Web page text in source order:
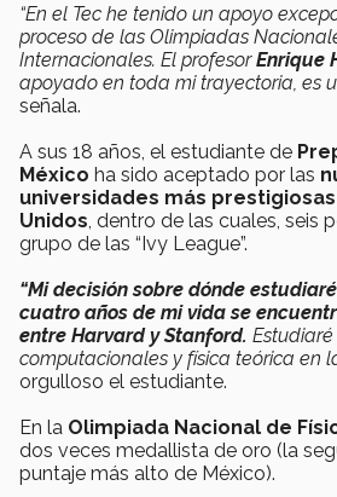
“En el Tec he tenido un apoyo
proceso de las Olimpiadas
Internacionales. El profesorEnrique
apoyado en toda mi trayectoria, es
señala.
A sus 18 años, el estudiante de
México ha sido aceptado por las
universidades más
Unidos , dentro de las cuales, seis
grupo de las “Ivy League”.
“Mi decisión sobre dónde
cuatro años de mi vida se
entre Harvard y Stanford. Estudiaré
computacionales y física teórica en
orgulloso el estudiante.
En la Olimpiada Nacional de
dos veces medallista de oro (la
puntaje más alto de México).